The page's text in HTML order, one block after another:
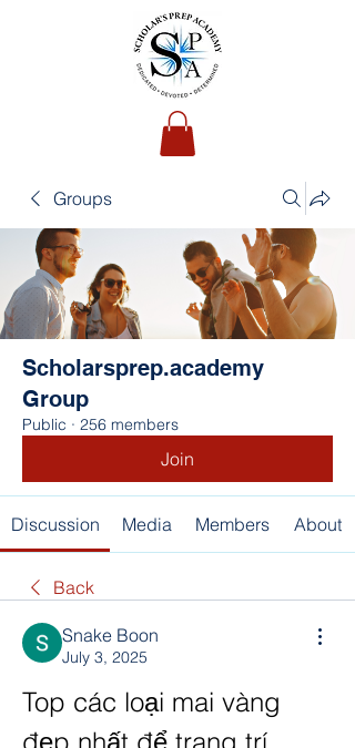
Groups
Scholarsprep.academy
Group
Public · 256 members
Join
Discussion Media Members About
Back
Snake Boon
July 3, 2025
Top các loại mai vàng
đẹp nhất để trang trí